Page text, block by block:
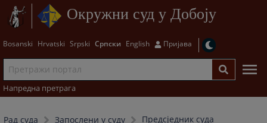
Окружни суд у Добоју
Bosanski Hrvatski Srpski Српски English Пријава
Напредна претрага
Рад суда Запослени у суду Предсједник суда